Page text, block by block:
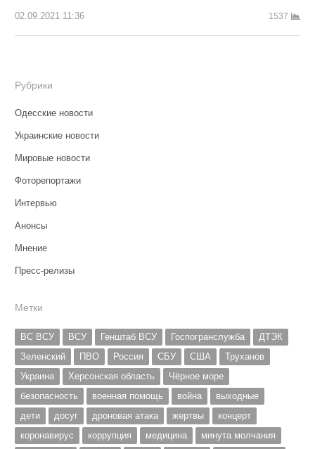
02.09.2021 11:36 1537
Рубрики
Одесские новости
Украинские новости
Мировые новости
Фоторепортажи
Интервью
Анонсы
Мнение
Пресс-релизы
Метки
ВС ВСУ ВСУ Генштаб ВСУ Госпогранслужба
ДТЭК
Зеленский
ПВО Россия СБУ США
Труханов
Украина
Херсонская область
Чёрное море
безопасность
военная помощь война
выходные
дети
досуг дроновая атака жертвы
концерт
коронавирус
коррупция медицина минута молчания